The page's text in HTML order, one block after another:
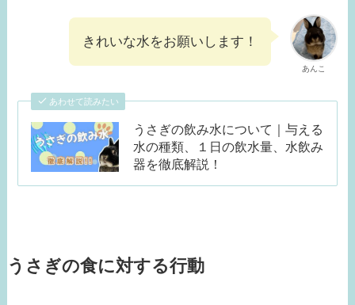
あんこ
きれいな水をお願いします！
あわせて読みたい
うさぎの飲み水について｜与える
水の種類、１日の飲水量、水飲み
器を徹底解説！
うさぎの食に対する行動